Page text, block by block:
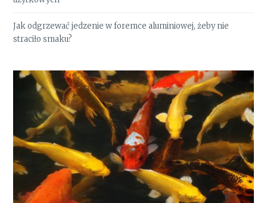
Jak odgrzewać jedzenie w foremce aluminiowej, żeby nie
straciło smaku?